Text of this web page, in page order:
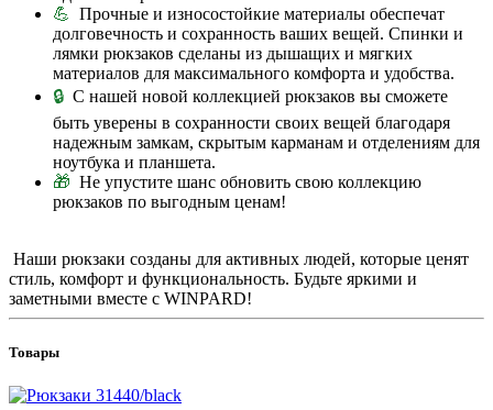
💪 Прочные и износостойкие материалы обеспечат
долговечность и сохранность ваших вещей. Спинки и
лямки рюкзаков сделаны из дышащих и мягких
материалов для максимального комфорта и удобства.
🔒 С нашей новой коллекцией рюкзаков вы сможете
быть уверены в сохранности своих вещей благодаря
надежным замкам, скрытым карманам и отделениям для
ноутбука и планшета.
🎁 Не упустите шанс обновить свою коллекцию
рюкзаков по выгодным ценам!
Наши рюкзаки созданы для активных людей, которые ценят
стиль, комфорт и функциональность. Будьте яркими и
заметными вместе с WINPARD!
Товары